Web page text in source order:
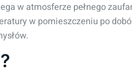
w atmosferze pełnego
w pomieszczeniu po